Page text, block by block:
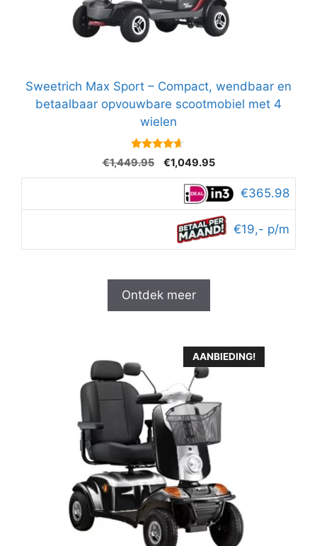
Sweetrich Max Sport – Compact, wendbaar en
betaalbaar opvouwbare scootmobiel met 4
wielen
4.5
van 5
€1,449.95
Oorspronkelijke
prijs
€1,449.95.
€1,049.95Huidige
prijs
is:
€1,049.95.
€365.98
€19,- p/m
Ontdek meer
AANBIEDING!